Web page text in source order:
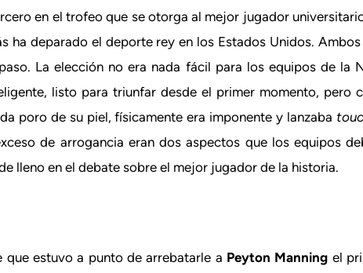
en el trofeo que se otorga al mejor jugador
ha deparado el deporte rey en los Estados Unidos.
La elección no era nada fácil para los equipos de la
listo para triunfar desde el primer momento, pero
poro de su piel, físicamente era imponente y lanzaba
de arrogancia eran dos aspectos que los equipos
lleno en el debate sobre el mejor jugador de la historia.
que estuvo a punto de arrebatarle a Peyton Manning el